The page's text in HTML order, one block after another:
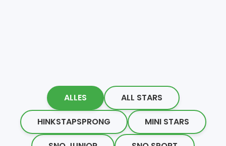
ALLES ALL STARS
HINKSTAPSPRONG MINI STARS